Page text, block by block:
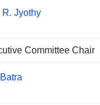
R. Jyothy
Committee Chair